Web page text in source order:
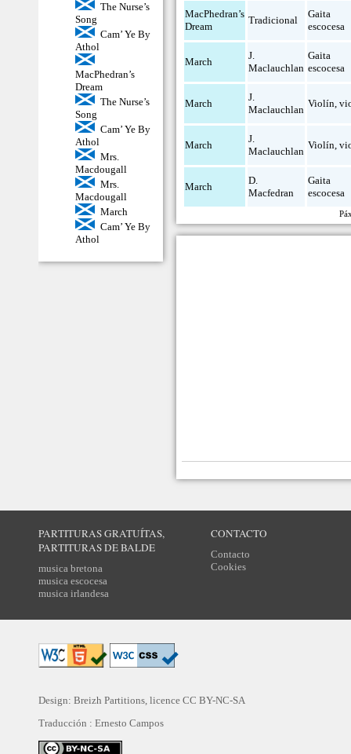
The Nurse’s
Song
Cam’ Ye By
Athol
MacPhedran’s
Dream
The Nurse’s
Song
Cam’ Ye By
Athol
Mrs.
Macdougall
Mrs.
Macdougall
March
Cam’ Ye By
Athol
MacPhedran’s
Dream
Tradicional
Gaita
escocesa
March
J.
Maclauchlan
Gaita
escocesa
March
J.
Maclauchlan
Violín,
March
J.
Maclauchlan
Violín,
March
D.
Macfedran
Gaita
escocesa
PARTITURAS GRATUÍTAS,
PARTITURAS DE BALDE
musica bretona
musica escocesa
musica irlandesa
CONTACTO
Contacto
Cookies
Design: Breizh Partitions, licence CC BY-NC-SA
Traducción : Ernesto Campos